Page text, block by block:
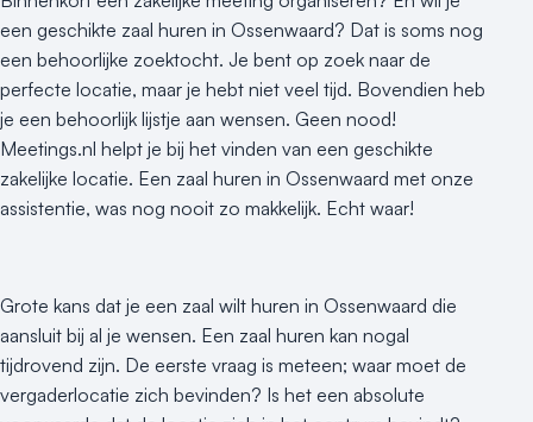
Duurzame locatie
Groene locatie
Heisessie
Hotel
Hybride events
Industriële locatie
Kasteel en landgoed
Museum
Theater
Varende locatie
een geschikte zaal huren in Ossenwaard? Dat is soms nog
een behoorlijke zoektocht. Je bent op zoek naar de
perfecte locatie, maar je hebt niet veel tijd. Bovendien heb
je een behoorlijk lijstje aan wensen. Geen nood!
Meetings.nl helpt je bij het vinden van een geschikte
zakelijke locatie. Een zaal huren in Ossenwaard met onze
assistentie, was nog nooit zo makkelijk. Echt waar!
Grote kans dat je een zaal wilt huren in Ossenwaard die
aansluit bij al je wensen. Een zaal huren kan nogal
tijdrovend zijn. De eerste vraag is meteen; waar moet de
vergaderlocatie zich bevinden? Is het een absolute